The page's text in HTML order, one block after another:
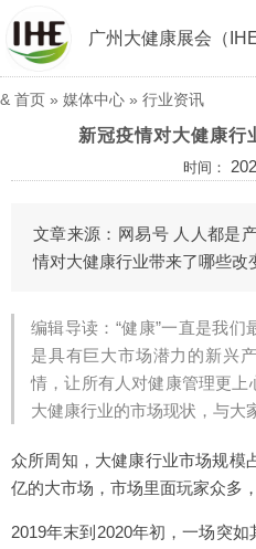
广州大健康展会（
& 首页 » 媒体中心 » 行业资讯
新冠疫情对大健康行
时间：
文章来源：网易号 人人都是
情对大健康行业带来了哪些改
编辑导读：“健康”一直是我
是具有巨大市场潜力的新兴
情，让所有人对健康管理更
大健康行业的市场现状，与大
众所周知，大健康行业市场规模
亿的大市场，市场里面玩家众多
2019年末到2020年初，一场突